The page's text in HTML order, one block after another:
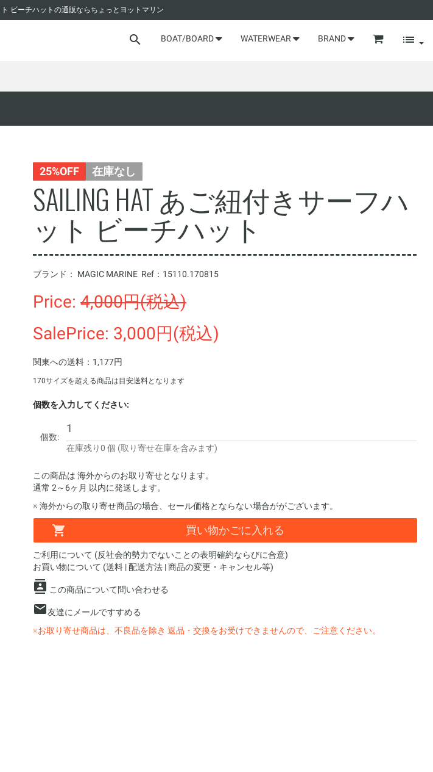
ビーチハットの通販ならちょっとヨットマリン
BOAT/BOARD WATERWEAR BRAND
25%OFF 在庫なし
SAILING HAT あご紐付きサーフハ
ット ビーチハット
ブランド： MAGIC MARINE Ref： 15110.170815
Price: 4,000円(税込)
SalePrice: 3,000円(税込)
関東への送料：1,177円
170サイズを超える商品は目安送料となります
個数を入力してください:
個数:
在庫残り0 個 (取り寄せ在庫を含みます)
この商品は 海外からのお取り寄せとなります。
通常 2～6ヶ月 以内に発送します。
※ 海外からの取り寄せ商品の場合、セール価格とならない場合ががございます。
買い物かごに入れる
ご利用について (反社会的勢力でないことの表明確約ならびに合意)
お買い物について (送料 | 配送方法 | 商品の変更・キャンセル等)
この商品について問い合わせる
友達にメールですすめる
※お取り寄せ商品は、不良品を除き 返品・交換をお受けできませんので、ご注意ください。